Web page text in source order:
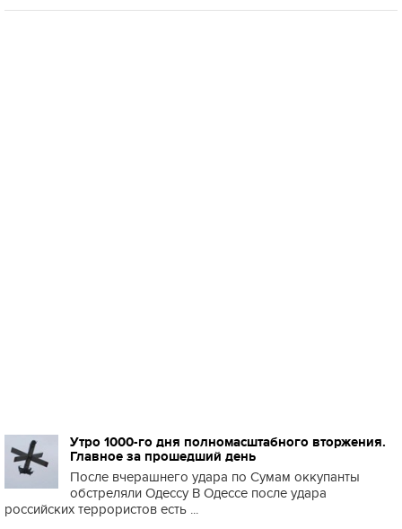
Утро 1000-го дня полномасштабного вторжения.
Главное за прошедший день
После вчерашнего удара по Сумам оккупанты
обстреляли Одессу В Одессе после удара
российских террористов есть ...